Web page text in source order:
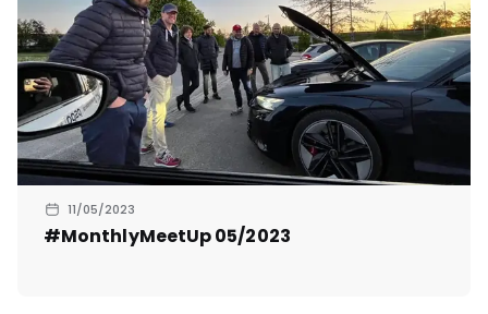
11/05/2023
#MonthlyMeetUp 05/2023